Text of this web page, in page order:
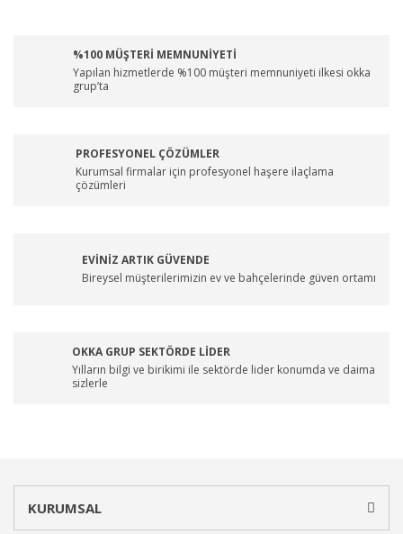
%100 MÜŞTERİ MEMNUNİYETİ
Yapılan hizmetlerde %100 müşteri memnuniyeti ilkesi okka
grup’ta
PROFESYONEL ÇÖZÜMLER
Kurumsal firmalar için profesyonel haşere ilaçlama
çözümleri
EVİNİZ ARTIK GÜVENDE
Bireysel müşterilerimizin ev ve bahçelerinde güven ortamı
OKKA GRUP SEKTÖRDE LİDER
Yılların bilgi ve birikimi ile sektörde lider konumda ve daima
sizlerle
KURUMSAL